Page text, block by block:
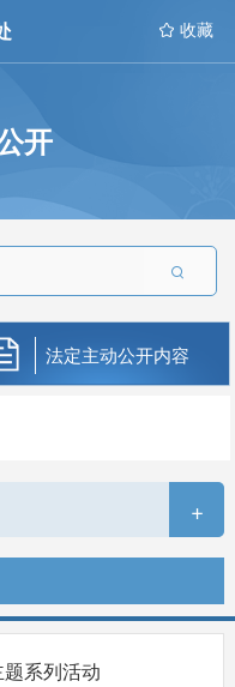
 收藏
开

法定主动公开内容
+
题系列活动